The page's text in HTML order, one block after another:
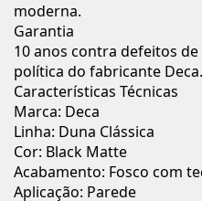
moderna.
Garantia
10 anos contra defeitos
política do fabricante Deca.
Características Técnicas
Marca: Deca
Linha: Duna Clássica
Cor: Black Matte
Acabamento: Fosco com
Aplicação: Parede